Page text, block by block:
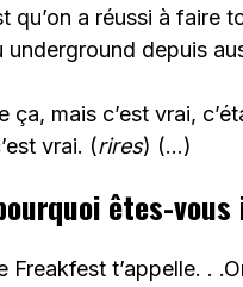
qu’on a réussi à faire
depuis
mais c’est vrai,
vrai. (rires) (…)
êtes-vous
t’appelle. .